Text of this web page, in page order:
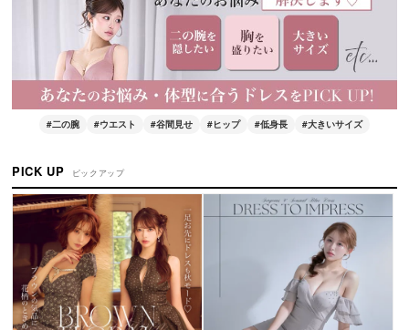
#二の腕 #ウエスト #谷間見せ #ヒップ #低身長 #大きいサイズ
PICK UP ピックアップ